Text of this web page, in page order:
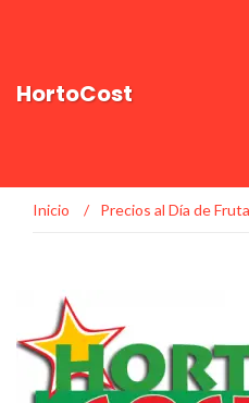
HortoCost
Inicio / Precios al Día de